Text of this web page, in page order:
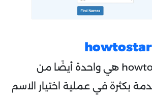
أداه howtostartanllc هي واحدة أيضًا من
بكثرة في عملية اختيار الاسم